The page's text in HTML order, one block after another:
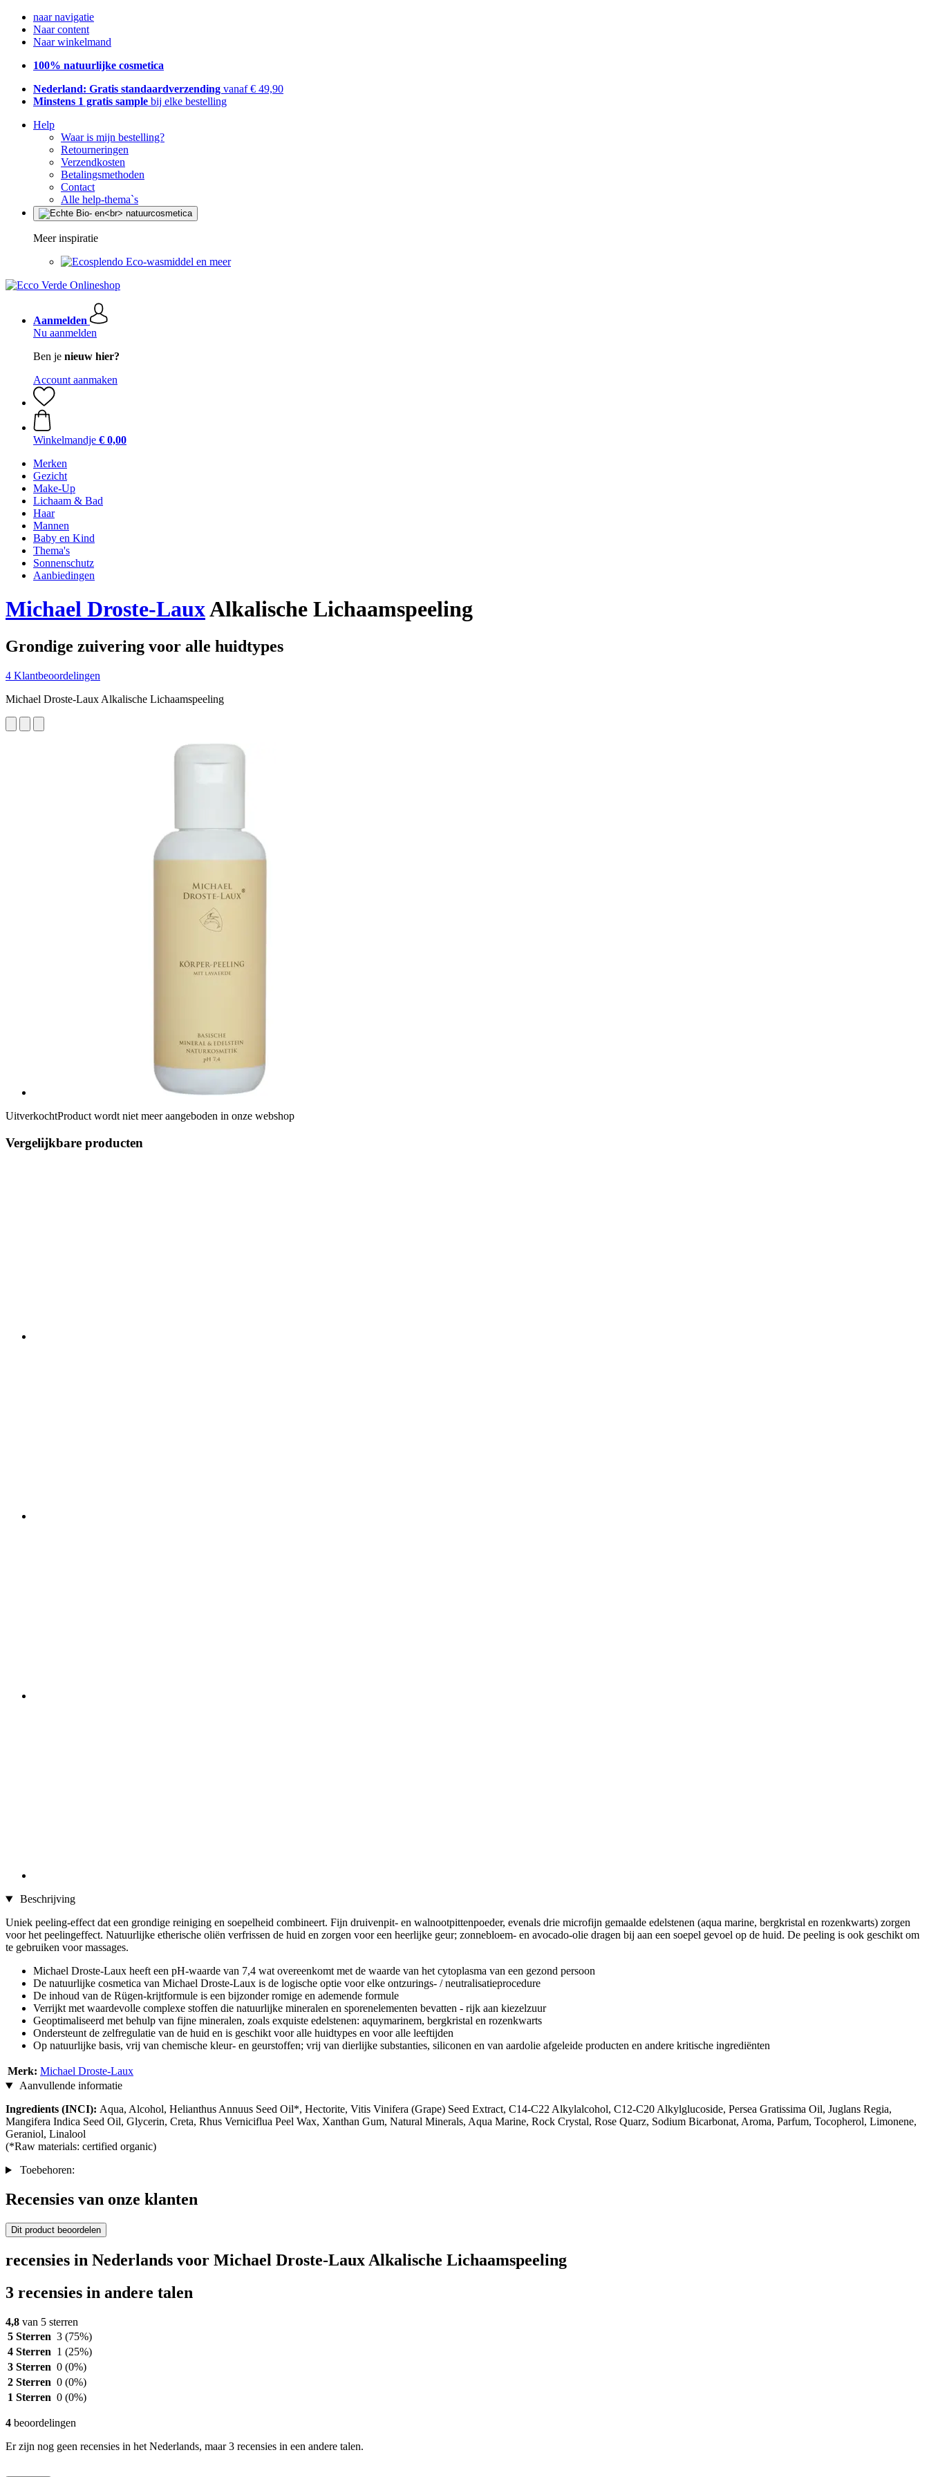
naar navigatie
Naar content
Naar winkelmand
100% natuurlijke cosmetica
Nederland: Gratis standaardverzending vanaf € 49,90
Minstens 1 gratis sample bij elke bestelling
Help
Waar is mijn bestelling?
Retourneringen
Verzendkosten
Betalingsmethoden
Contact
Alle help-thema`s
Meer inspiratie
Eco-wasmiddel en meer
Aanmelden
Nu aanmelden
Ben je nieuw hier?
Account aanmaken
Winkelmandje € 0,00
Merken
Gezicht
Make-Up
Lichaam & Bad
Haar
Mannen
Baby en Kind
Thema's
Sonnenschutz
Aanbiedingen
Michael Droste-LauxAlkalische Lichaamspeeling
Grondige zuivering voor alle huidtypes
4 Klantbeoordelingen
Michael Droste-Laux Alkalische Lichaamspeeling
UitverkochtProduct wordt niet meer aangeboden in onze webshop
Vergelijkbare producten
Beschrijving
Uniek peeling-effect dat een grondige reiniging en soepelheid combineert. Fijn druivenpit- en walnootpittenpoeder, evenals drie microfijn gemaalde edelstenen (aqua marine, bergkristal en rozenkwarts) zorgen
voor het peelingeffect. Natuurlijke etherische oliën verfrissen de huid en zorgen voor een heerlijke geur; zonnebloem- en avocado-olie dragen bij aan een soepel gevoel op de huid. De peeling is ook geschikt om
te gebruiken voor massages.
Michael Droste-Laux heeft een pH-waarde van 7,4 wat overeenkomt met de waarde van het cytoplasma van een gezond persoon
De natuurlijke cosmetica van Michael Droste-Laux is de logische optie voor elke ontzurings- / neutralisatieprocedure
De inhoud van de Rügen-krijtformule is een bijzonder romige en ademende formule
Verrijkt met waardevolle complexe stoffen die natuurlijke mineralen en sporenelementen bevatten - rijk aan kiezelzuur
Geoptimaliseerd met behulp van fijne mineralen, zoals exquiste edelstenen: aquymarinem, bergkristal en rozenkwarts
Ondersteunt de zelfregulatie van de huid en is geschikt voor alle huidtypes en voor alle leeftijden
Op natuurlijke basis, vrij van chemische kleur- en geurstoffen; vrij van dierlijke substanties, siliconen en van aardolie afgeleide producten en andere kritische ingrediënten
Merk: Michael Droste-Laux
Aanvullende informatie
Ingredients (INCI): Aqua, Alcohol, Helianthus Annuus Seed Oil*, Hectorite, Vitis Vinifera (Grape) Seed Extract, C14-C22 Alkylalcohol, C12-C20 Alkylglucoside, Persea Gratissima Oil, Juglans Regia,
Mangifera Indica Seed Oil, Glycerin, Creta, Rhus Verniciflua Peel Wax, Xanthan Gum, Natural Minerals, Aqua Marine, Rock Crystal, Rose Quarz, Sodium Bicarbonat, Aroma, Parfum, Tocopherol, Limonene,
Geraniol, Linalool
(*Raw materials: certified organic)
Toebehoren:
Recensies van onze klanten
Dit product beoordelen
recensies in Nederlands voor Michael Droste-Laux Alkalische Lichaamspeeling
3 recensies in andere talen
4,8 van 5 sterren
5 Sterren 3 (75%)
4 Sterren 1 (25%)
3 Sterren 0 (0%)
2 Sterren 0 (0%)
1 Sterren 0 (0%)
4 beoordelingen
Er zijn nog geen recensies in het Nederlands, maar 3 recensies in een andere talen.